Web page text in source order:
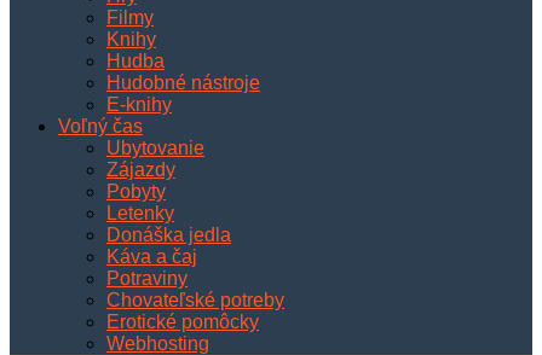
Filmy
Knihy
Hudba
Hudobné nástroje
E-knihy
Voľný čas
Ubytovanie
Zájazdy
Pobyty
Letenky
Donáška jedla
Káva a čaj
Potraviny
Chovateľské potreby
Erotické pomôcky
Webhosting